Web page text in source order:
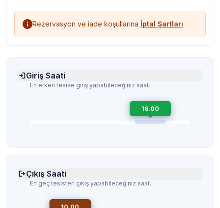
Rezervasyon ve iade koşullarına İptal Şartları
Giriş Saati
En erken tesise giriş yapabileceğiniz saat.
16.00
Çıkış Saati
En geç tesisten çıkış yapabileceğiniz saat.